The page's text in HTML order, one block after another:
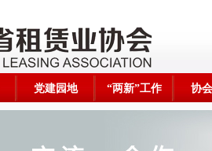
党建园地 “两新”工作 协